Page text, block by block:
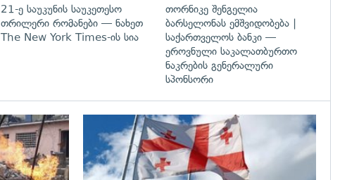
21-ე საუკუნის საუკეთესო
თრილერი რომანები — ნახეთ
The New York Times-ის სია
თორნიკე შენგელია
ბარსელონას ემშვიდობება |
საქართველოს ბანკი —
ეროვნული საკალათბურთო
ნაკრების გენერალური
სპონსორი
გადახედვა